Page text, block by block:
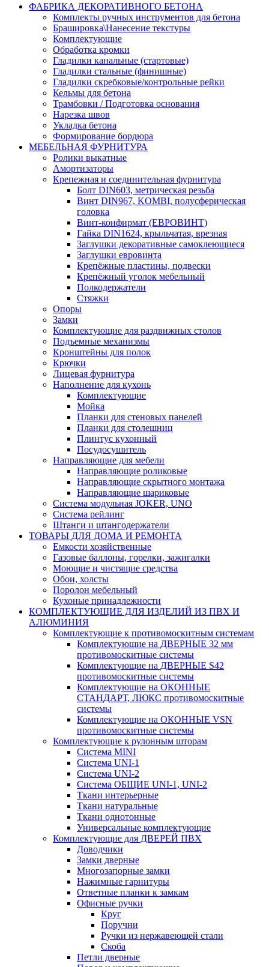
ФАБРИКА ДЕКОРАТИВНОГО БЕТОНА
Комплекты ручных инструментов для бетона
Брашировка\Нанесение текстуры
Комплектующие
Обработка кромки
Гладилки канальные (стартовые)
Гладилки стальные (финишные)
Гладилки скребковые/контрольные рейки
Кельмы для бетона
Трамбовки / Подготовка основания
Нарезка швов
Укладка бетона
Формирование бордюра
МЕБЕЛЬНАЯ ФУРНИТУРА
Ролики выкатные
Амортизаторы
Крепежная и соединительная фурнитура
Болт DIN603, метрическая резьба
Винт DIN967, KOMBI, полусферическая
головка
Винт-конфирмат (ЕВРОВИНТ)
Гайка DIN1624, крыльчатая, врезная
Заглушки декоративные самоклеющиеся
Заглушки евровинта
Крепёжные пластины, подвески
Крепёжный уголок мебельный
Полкодержатели
Стяжки
Опоры
Замки
Комплектующие для раздвижных столов
Подъемные механизмы
Кронштейны для полок
Крючки
Лицевая фурнитура
Наполнение для кухонь
Комплектующие
Мойка
Планки для стеновых панелей
Планки для столешниц
Плинтус кухонный
Посудосушитель
Направляющие для мебели
Направляющие роликовые
Направляющие скрытного монтажа
Направляющие шариковые
Система модульная JOKER, UNO
Система рейлинг
Штанги и штангодержатели
ТОВАРЫ ДЛЯ ДОМА И РЕМОНТА
Емкости хозяйственные
Газовые баллоны, горелки, зажигалки
Моющие и чистящие средства
Обои, холсты
Поролон мебельный
Кухоные принадлежности
КОМПЛЕКТУЮЩИЕ ДЛЯ ИЗДЕЛИЙ ИЗ ПВХ И
АЛЮМИНИЯ
Комплектующие к противомоскитным системам
Комплектующие на ДВЕРНЫЕ 32 мм
противомоскитные системы
Комплектующие на ДВЕРНЫЕ S42
противомоскитные системы
Комплектующие на ОКОННЫЕ
СТАНДАРТ, ЛЮКС противомоскитные
системы
Комплектующие на ОКОННЫЕ VSN
противомоскитные системы
Комплектующие к рулонным шторам
Система MINI
Система UNI-1
Система UNI-2
Система ОБЩИЕ UNI-1, UNI-2
Ткани интерьерные
Ткани натуральные
Ткани однотонные
Универсальные комплектующие
Комплектующие для ДВЕРЕЙ ПВХ
Доводчики
Замки дверные
Многозапорные замки
Нажимные гарнитуры
Ответные планки к замкам
Офисные ручки
Круг
Поручни
Ручки из нержавеющей стали
Скоба
Петли дверные